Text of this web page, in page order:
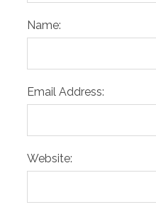
Name:
Email Address:
Website: